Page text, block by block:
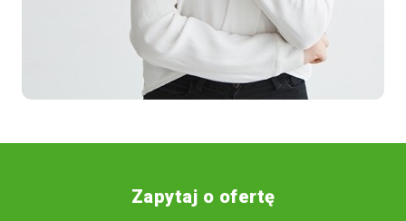
Zapytaj o ofertę